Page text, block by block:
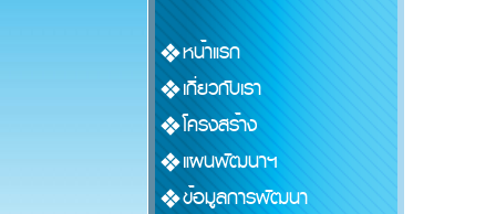
หน้าแรก
เกี่ยวกับเรา
โครงสร้าง
แผนพัฒนาฯ
ข้อมูลการพัฒนา